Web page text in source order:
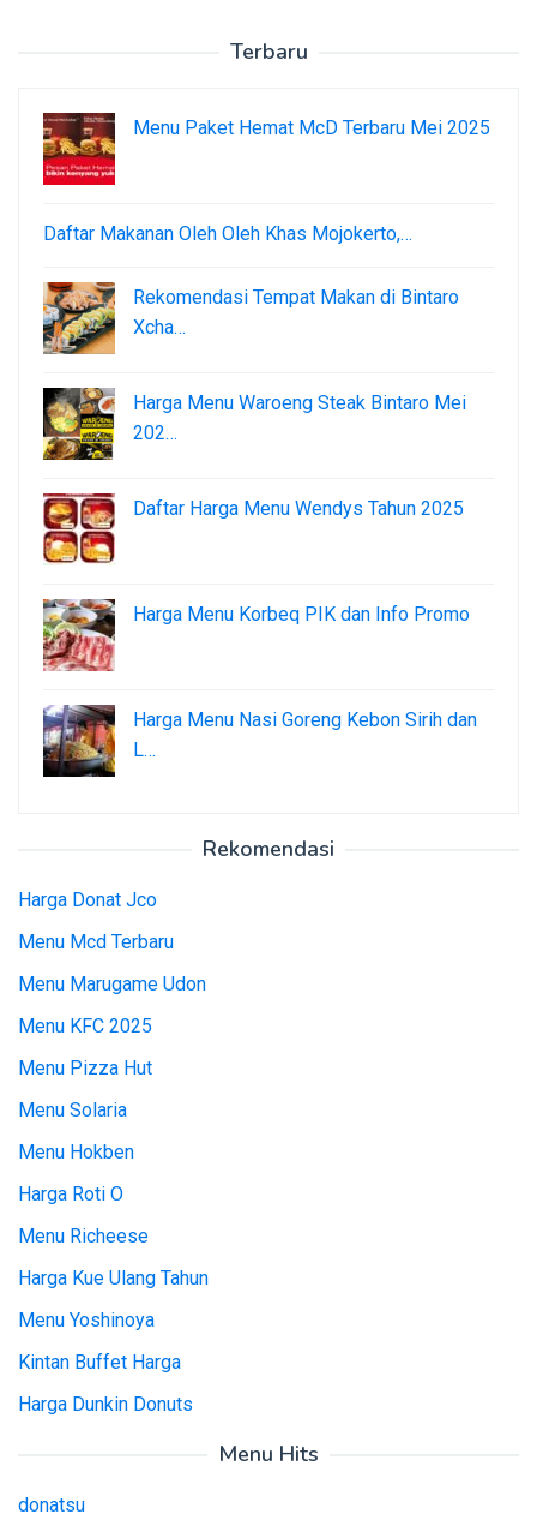
Terbaru
Menu Paket Hemat McD Terbaru Mei 2025
Daftar Makanan Oleh Oleh Khas Mojokerto,…
Rekomendasi Tempat Makan di Bintaro
Xcha…
Harga Menu Waroeng Steak Bintaro Mei
202…
Daftar Harga Menu Wendys Tahun 2025
Harga Menu Korbeq PIK dan Info Promo
Harga Menu Nasi Goreng Kebon Sirih dan
L…
Rekomendasi
Harga Donat Jco
Menu Mcd Terbaru
Menu Marugame Udon
Menu KFC 2025
Menu Pizza Hut
Menu Solaria
Menu Hokben
Harga Roti O
Menu Richeese
Harga Kue Ulang Tahun
Menu Yoshinoya
Kintan Buffet Harga
Harga Dunkin Donuts
Menu Hits
donatsu